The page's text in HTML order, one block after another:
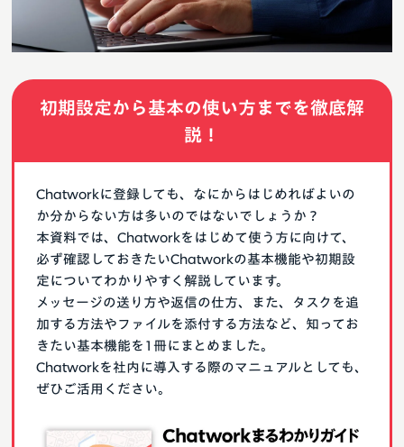
初期設定から基本の使い方までを徹底解
説！
Chatworkに登録しても、なにからはじめればよいの
か分からない方は多いのではないでしょうか？
本資料では、Chatworkをはじめて使う方に向けて、
必ず確認しておきたいChatworkの基本機能や初期設
定についてわかりやすく解説しています。
メッセージの送り方や返信の仕方、また、タスクを追
加する方法やファイルを添付する方法など、知ってお
きたい基本機能を1冊にまとめました。
Chatworkを社内に導入する際のマニュアルとしても、
ぜひご活用ください。